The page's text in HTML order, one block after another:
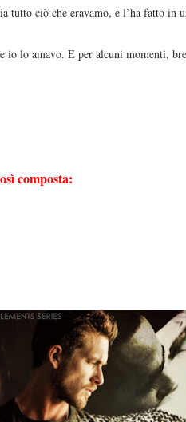
tutto ciò che eravamo, e l’ha fatto in
io lo amavo. E per alcuni momenti,
composta: